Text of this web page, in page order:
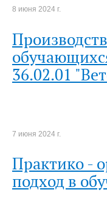
8 июня 2024 г.
36.02.01
7 июня 2024 г.
Практико -
подход в